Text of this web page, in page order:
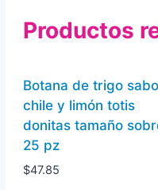
Productos
Botana de trigo
chile y limón totis
donitas tamaño
25 pz
$47.85